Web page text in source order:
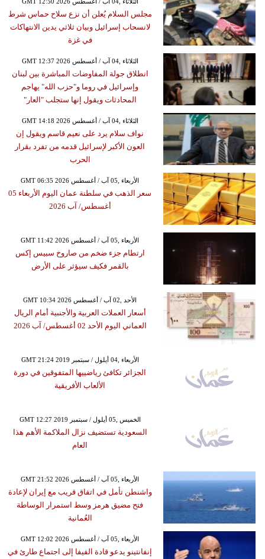
مجلس السلام يُعلن أن نزع سلاح حماس شرط
لانسحاب إسرائيل وبيان ثلاثي يدين الانتهاكات
في غزة
GMT 12:37 2026 الثلاثاء ,04 آب / أغسطس
انطلاق جولة المفاوضات المباشرة بين لبنان
وإسرائيل في روما و"حزب الله" يهاجم
المحادثات ويقول إنها ستجلب "العار"
GMT 14:18 2026 الثلاثاء ,04 آب / أغسطس
نواف سلام يرد على نعيم قاسم ويقول إن
العون الأكبر لإسرائيل قدمه من تفرد بقرار
الحرب
GMT 06:35 2026 الأربعاء ,05 آب / أغسطس
سعر الذهب في سلطنة عمان اليوم الأربعاء 05
أغسطس/ آب 2026
GMT 11:42 2026 الأربعاء ,05 آب / أغسطس
ارتطام جزء ضخم من صاروخ سبيس إكس
بالقمر فكيف سيؤثر على الأرض
GMT 10:34 2026 الأحد ,02 آب / أغسطس
أسعار العملات العربية والأجنبية أمام الريال
العماني اليوم الأحد 02 أغسطس/ آب 2026
GMT 21:24 2019 الأربعاء ,04 أيلول / سبتمبر
الجزائر تكافئ رياضييها المتفوقين في دورة
الألعاب الأفريقية
GMT 12:27 2019 الخميس ,05 أيلول / سبتمبر
السعودية تستضيف نزال الملاكمة الأهم هذا
العام
GMT 21:52 2026 الأربعاء ,05 آب / أغسطس
واشنطن تأمل في اتفاق قريب مع إيران لإعادة
فتح مضيق هرمز وسط استمرار الوساطة
العُمانية
GMT 12:02 2026 الأربعاء ,05 آب / أغسطس
إنفانتينو يدعو قادة الفيفا إلى اجتماع طارئ في